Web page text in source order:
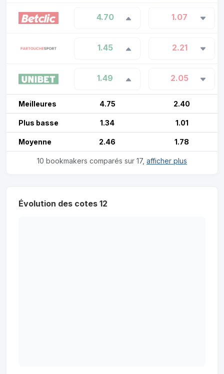
4.70 1.07
1.45 2.21
1.49 2.05
Meilleures 4.75 2.40
Plus basse 1.34 1.01
Moyenne 2.46 1.78
10 bookmakers comparés sur 17, afficher plus
Évolution des cotes 12